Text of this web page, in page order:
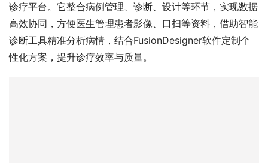
诊疗平台。它整合病例管理、诊断、设计等环节，实现数据
高效协同，方便医生管理患者影像、口扫等资料，借助智能
诊断工具精准分析病情，结合FusionDesigner软件定制个
性化方案，提升诊疗效率与质量。